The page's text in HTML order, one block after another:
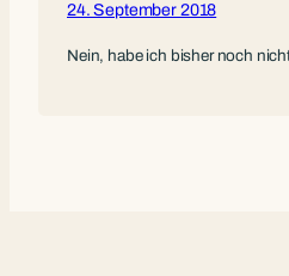
24. September 2018
Nein, habe ich bisher noch